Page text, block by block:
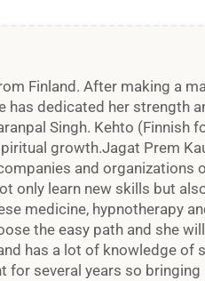
Finland. After making a
has dedicated her strength
Singh. Kehto (Finnish
growth.Jagat Prem
and organizations
only learn new skills but
medicine, hypnotherapy
the easy path and she
has a lot of knowledge of
for several years so